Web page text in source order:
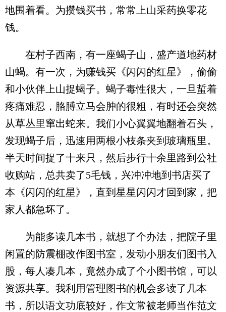
地围着看。为攒钱买书，常常上山采药换零花
钱。
在村子西南，有一座蝎子山，盛产道地药材
山蝎。有一次，为赚钱买《闪闪的红星》，偷偷
和小伙伴上山捉蝎子。蝎子毒性很大，一旦蜇着
疼痛难忍，胳膊立马会肿的很粗，有时还会突然
从草丛里窜出蛇来。我们小心翼翼地翻着石头，
发现蝎子后，迅速用两根小枝条夹到玻璃瓶里。
半天时间捉了十来只，然后步行十余里路到公社
收购站，总共卖了5毛钱，兴冲冲地到书店买了
本《闪闪的红星》，直到星星闪闪才回到家，把
家人都急坏了。
为能多读几本书，就想了个办法，把院子里
闲置的防震棚改作图书室，发动小朋友们图书入
股，每人凑几本，竟然办成了个小图书馆，可以
资源共享。我利用管理图书的机会多读了几本
书，所以语文功底较好，作文常被老师当作范文